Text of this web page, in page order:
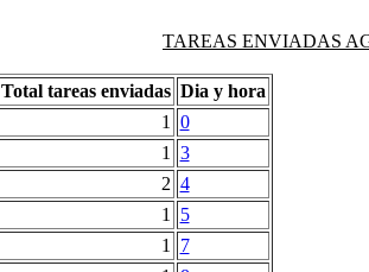
TAREAS ENVIADAS
Total tareas enviadas Dia y hora
1
0
1
3
2 4
1
5
1
7